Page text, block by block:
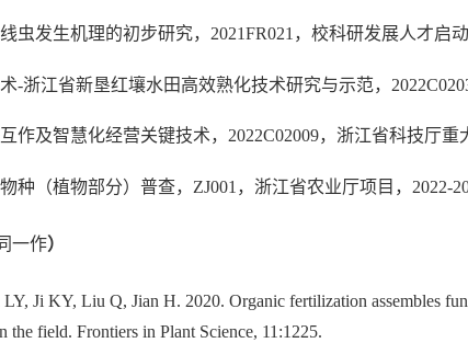
虫发生机理的初步研究，2021FR021，校科研发展人才启
-浙江省新垦红壤水田高效熟化技术研究与示范，
作及智慧化经营关键技术，2022C02009，浙江省科技厅重
种（植物部分）普查，ZJ001，浙江省农业厅项目，2022-
一作）
LY, Ji KY, Liu Q, Jian H. 2020. Organic fertilization assembles
the field. Frontiers in Plant Science, 11:1225.